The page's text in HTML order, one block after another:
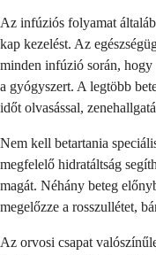
Az infúziós folyamat
kap kezelést. Az
minden infúzió során,
a gyógyszert. A legtöbb
időt olvasással,
Nem kell betartania
megfelelő hidratáltság
magát. Néhány beteg
megelőzze a rosszullétet,
Az orvosi csapat